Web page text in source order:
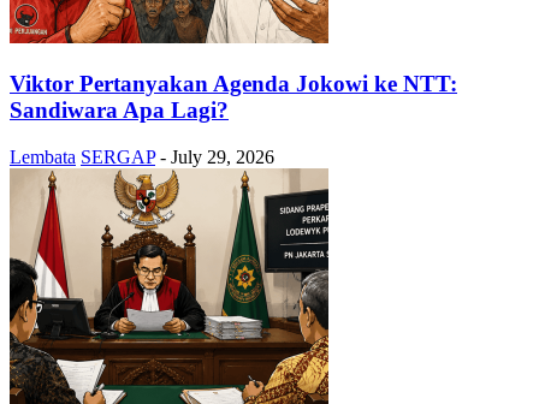
Viktor Pertanyakan Agenda Jokowi ke NTT:
Sandiwara Apa Lagi?
Lembata SERGAP - July 29, 2026